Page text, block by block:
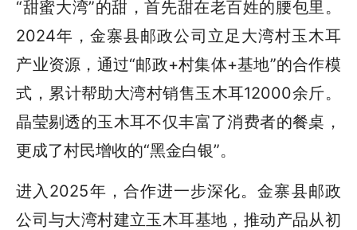
“甜蜜大湾”的甜，首先甜在老百姓的腰包里。
2024年，金寨县邮政公司立足大湾村玉木耳
产业资源，通过“邮政+村集体+基地”的合作模
式，累计帮助大湾村销售玉木耳12000余斤。
晶莹剔透的玉木耳不仅丰富了消费者的餐桌，
更成了村民增收的“黑金白银”。
进入2025年，合作进一步深化。金寨县邮政
公司与大湾村建立玉木耳基地，推动产品从初